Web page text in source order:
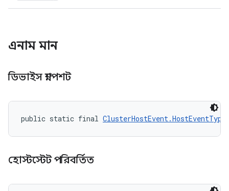
এনাম মান
ডিভাইস স্ন্যাপশট
public static final ClusterHostEvent.HostEventType
হোস্টস্টেট পরিবর্তিত